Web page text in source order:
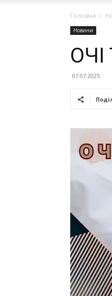
Головна
Новини
07.07.2025